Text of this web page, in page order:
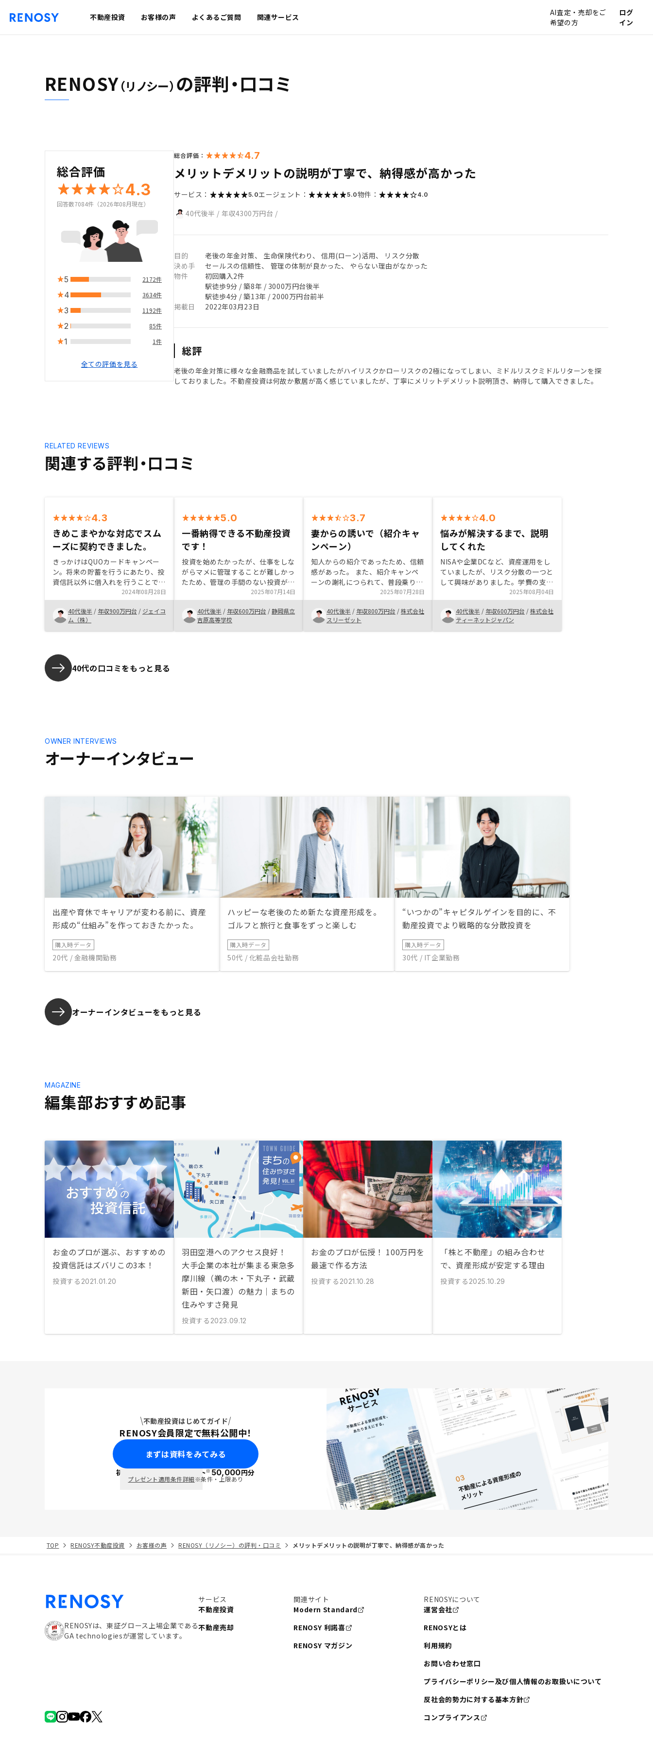
不動産投資 お客様の声 よくあるご質問 関連サービス
AI査定・売却をご
希望の方
ログ
イン
RENOSY（リノシー） の評判・口コミ
総合評価
4.3
回答数7084件（2026年08月現在）
5 2172件
4 3634件
3 1192件
2 85件
1 1件
全ての評価を見る
総合評価： 4.7
メリットデメリットの説明が丁寧で、納得感が高かった
サービス： 5.0エージェント： 5.0物件： 4.0
40代後半 / 年収4300万円台 /
目的
老後の年金対策、 生命保険代わり、 信用(ローン)活用、 リスク分散
決め手
セールスの信頼性、 管理の体制が良かった、 やらない理由がなかった
物件
初回購入2件
駅徒歩9分 / 築8年 / 3000万円台後半
駅徒歩4分 / 築13年 / 2000万円台前半
掲載日
2022年03月23日
総評
老後の年金対策に様々な金融商品を試していましたがハイリスクかローリスクの2極になってしまい、ミドルリスクミドルリターンを探
しておりました。不動産投資は何故か敷居が高く感じていましたが、丁寧にメリットデメリット説明頂き、納得して購入できました。
関連する評判・口コミ
RELATED REVIEWS
4.3
きめこまやかな対応でスム
ーズに契約できました。
きっかけはQUOカードキャンペー
ン。将来の貯蓄を行うにあたり、投
資信託以外に借入れを行うことで手
持ち資金に影響なく運用が可能であ
る点が魅力です。物件選択が豊富な
点と、購入のタイミングが早いほど
メリットがあることなどおすすめし
たいと思います。面談場所が遠いの
い。
2024年08月28日
40代後半 / 年収900万円台 / ジェイコ
ム（株）
5.0
一番納得できる不動産投資
です！
投資を始めたかったが、仕事をしな
がらマメに管理することが難しかっ
たため、管理の手間のない投資がで
きる。 RENOSYが最も納得のいく
形で不動産投資を始められた。 他
社と比較しても一番信頼できると感
じた。始めたばかりなので、今のと
ころ非常に満足しています。
2025年07月14日
40代後半 / 年収600万円台 /静岡県立
吉原高等学校
3.7
妻からの誘いで（紹介キャ
ンペーン）
知人からの紹介であったため、信頼
感があった。 また、紹介キャンペ
ーンの謝礼につられて、普段乗り気
ではない妻が率先して話を聞く気に
なってくれたため、一緒に説明を伺
うことが出来たのが、購入に繋がっ
たと思う。 会社としての信頼感も
あり、担当者自身も実際に物件を購
2025年07月28日
40代後半 / 年収800万円台 /株式会社
スリーゼット
4.0
悩みが解決するまで、説明
してくれた
NISAや企業DCなど、資産運用をし
ていましたが、リスク分散の一つと
して興味がありました。学費の支払
いなどがあったため、最初は躊躇し
てましたが、目処が立ったので、面
接の申し込みをしました。物件購入
までに、1時間☓2回じっくり対話を
行い、疑問点などについて丁寧に説
2025年08月04日
40代後半 / 年収600万円台 /株式会社
ティーネットジャパン
40代の口コミをもっと見る
オーナーインタビュー
OWNER INTERVIEWS
出産や育休でキャリアが変わる前に、資産
形成の“仕組み”を作っておきたかった。
購入時データ
20代 / 金融機関勤務
ハッピーな老後のため新たな資産形成を。
ゴルフと旅行と食事をずっと楽しむ
購入時データ
50代 / 化粧品会社勤務
“いつかの”キャピタルゲインを目的に、不
動産投資でより戦略的な分散投資を
購入時データ
30代 / IT企業勤務
オーナーインタビューをもっと見る
編集部おすすめ記事
MAGAZINE
お金のプロが選ぶ、おすすめの
投資信託はズバリこの3本！
投資する 2021.01.20
羽田空港へのアクセス良好！
大手企業の本社が集まる東急多
摩川線（鵜の木・下丸子・武蔵
新田・矢口渡）の魅力｜まちの
住みやすさ発見
投資する 2023.09.12
お金のプロが伝授！ 100万円を
最速で作る方法
投資する 2021.10.28
「株と不動産」の組み合わせ
で、資産形成が安定する理由
投資する 2025.10.29
不動産投資はじめてガイド
RENOSY会員限定で無料公開中！
まずは資料をみてみる
初回面談で ポイント※50,000円分
プレゼント適用条件詳細※条件・上限あり
TOP RENOSY不動産投資 お客様の声 RENOSY（リノシー）の評判・口コミ メリットデメリットの説明が丁寧で、納得感が高かった
RENOSYは、東証グロース上場企業である
GA technologiesが運営しています。
サービス
不動産投資
不動産売却
関連サイト
Modern Standard
RENOSY 利諾喜
RENOSY マガジン
RENOSYについて
運営会社
RENOSYとは
利用規約
お問い合わせ窓口
プライバシーポリシー及び個人情報のお取扱いについて
反社会的勢力に対する基本方針
コンプライアンス